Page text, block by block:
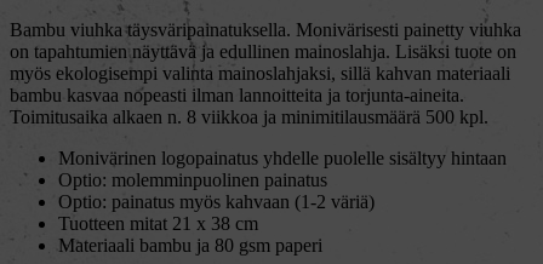
Bambu viuhka täysväripainatuksella. Monivärisesti painetty viuhka
on tapahtumien näyttävä ja edullinen mainoslahja. Lisäksi tuote on
myös ekologisempi valinta mainoslahjaksi, sillä kahvan materiaali
bambu kasvaa nopeasti ilman lannoitteita ja torjunta-aineita.
Toimitusaika alkaen n. 8 viikkoa ja minimitilausmäärä 500 kpl.
Monivärinen logopainatus yhdelle puolelle sisältyy hintaan
Optio: molemminpuolinen painatus
Optio: painatus myös kahvaan (1-2 väriä)
Tuotteen mitat 21 x 38 cm
Materiaali bambu ja 80 gsm paperi